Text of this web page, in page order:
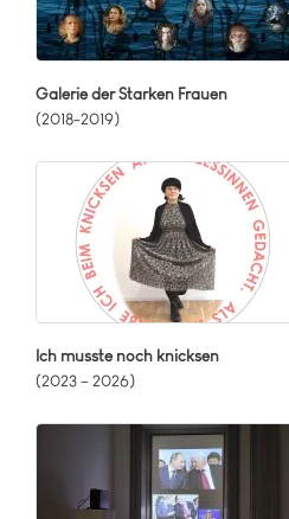
Galerie der Starken Frauen
(2018-2019)
Ich musste noch knicksen
(2023 – 2026)